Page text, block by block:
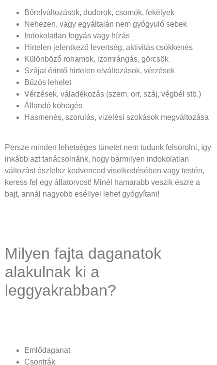
Bőrelváltozások, dudorok, csomók, fekélyek
Nehezen, vagy egyáltalán nem gyógyuló sebek
Indokolatlan fogyás vagy hízás
Hirtelen jelentkező levertség, aktivitás csökkenés
Különböző rohamok, izomrángás, görcsök
Szájat érintő hirtelen elváltozások, vérzések
Bűzös lehelet
Vérzések, váladékozás (szem, orr, száj, végbél stb.)
Állandó köhögés
Hasmenés, szorulás, vizelési szokások megváltozása
Persze minden lehetséges tünetet nem tudunk felsorolni, így
inkább azt tanácsolnánk, hogy bármilyen indokolatlan
változást észlelsz kedvenced viselkedésében vagy testén,
keress fel egy állatorvost! Minél hamarabb veszik észre a
bajt, annál nagyobb eséllyel lehet gyógyítani!
Milyen fajta daganatok
alakulnak ki a
leggyakrabban?
Emlődaganat
Csontrák